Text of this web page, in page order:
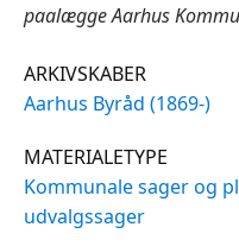
paalægge Aarhus
ARKIVSKABER
Aarhus Byråd (1869-)
MATERIALETYPE
Kommunale sager og
udvalgssager